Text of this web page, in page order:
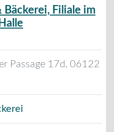
Filiale im
Passage 17d, 06122